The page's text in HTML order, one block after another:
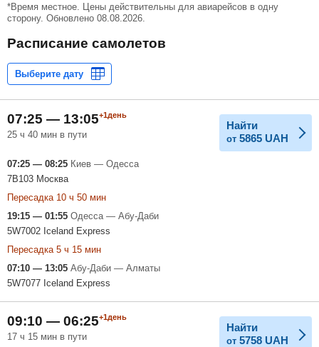
*Время местное. Цены действительны для авиарейсов в одну
сторону. Обновлено 08.08.2026.
Расписание самолетов
07:25 — 13:05+1день
25 ч 40 мин в пути
Найти
от 5865 UAH
07:25 — 08:25 Киев — Одесса
7B103 Москва
Пересадка 10 ч 50 мин
19:15 — 01:55 Одесса — Абу-Даби
5W7002 Iceland Express
Пересадка 5 ч 15 мин
07:10 — 13:05 Абу-Даби — Алматы
5W7077 Iceland Express
09:10 — 06:25+1день
17 ч 15 мин в пути
Найти
от 5758 UAH